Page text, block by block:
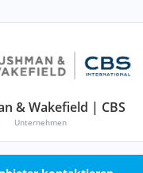
& Wakefield | CBS
Unternehmen